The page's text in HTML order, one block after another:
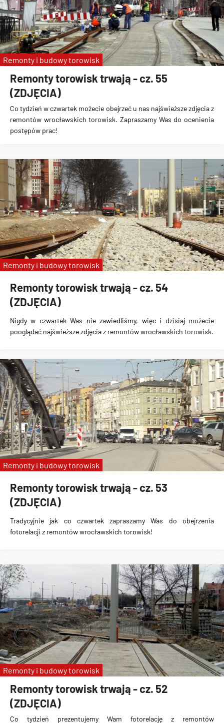
Remonty torowisk trwają - cz. 55
(ZDJĘCIA)
Co tydzień w czwartek możecie obejrzeć u nas najświeższe zdjęcia z
remontów wrocławskich torowisk. Zapraszamy Was do ocenienia
postępów prac!
Remonty i budowy torowisk
Remonty torowisk trwają - cz. 54
(ZDJĘCIA)
Nigdy w czwartek Was nie zawiedliśmy, więc i dzisiaj możecie
pooglądać najświeższe zdjęcia z remontów wrocławskich torowisk.
Remonty i budowy torowisk
Remonty torowisk trwają - cz. 53
(ZDJĘCIA)
Tradycyjnie jak co czwartek zapraszamy Was do obejrzenia
fotorelacji z remontów wrocławskich torowisk!
Remonty i budowy torowisk
Remonty torowisk trwają - cz. 52
(ZDJĘCIA)
Co tydzień prezentujemy Wam fotorelację z remontów
Remonty i budowy torowisk